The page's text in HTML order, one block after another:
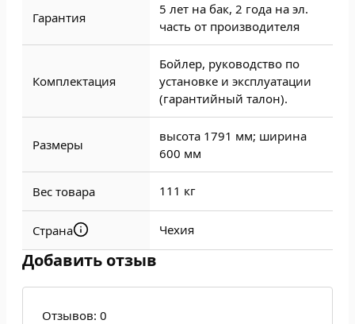
Гарантия
5 лет на бак, 2 года на эл.
часть от производителя
Комплектация
Бойлер, руководство по
установке и эксплуатации
(гарантийный талон).
Размеры
высота 1791 мм; ширина
600 мм
Вес товара 111 кг
Страна Чехия
Добавить отзыв
Отзывов: 0